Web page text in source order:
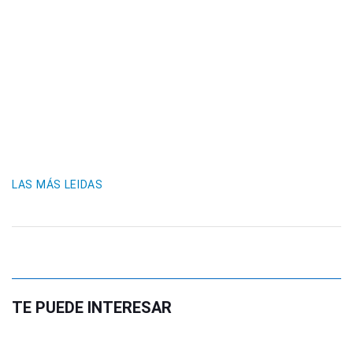
LAS MÁS LEIDAS
TE PUEDE INTERESAR